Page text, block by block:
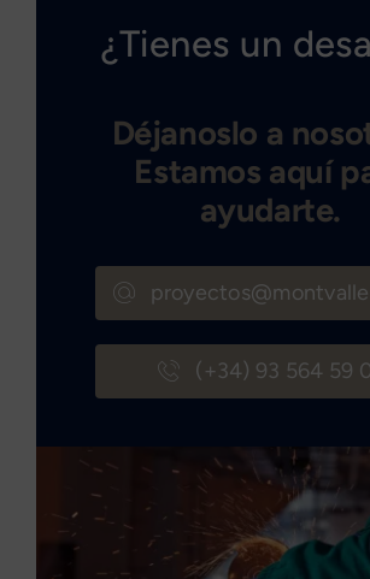
¿Tienes un
Déjanoslo a
Estamos aquí
ayudarte.
(+34) 93 564 59